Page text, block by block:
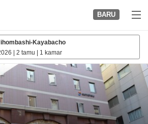
BARU
Kayabacho
2 tamu 1 kamar